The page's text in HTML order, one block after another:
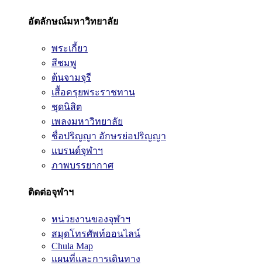
อัตลักษณ์มหาวิทยาลัย
พระเกี้ยว
สีชมพู
ต้นจามจุรี
เสื้อครุยพระราชทาน
ชุดนิสิต
เพลงมหาวิทยาลัย
ชื่อปริญญา อักษรย่อปริญญา
แบรนด์จุฬาฯ
ภาพบรรยากาศ
ติดต่อจุฬาฯ
หน่วยงานของจุฬาฯ
สมุดโทรศัพท์ออนไลน์
Chula Map
แผนที่และการเดินทาง